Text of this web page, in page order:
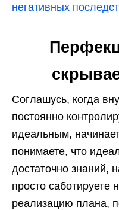
негативных
Соглашусь, когда
постоянно
идеальным,
понимаете, что
достаточно знаний,
просто саботируете
реализацию плана,